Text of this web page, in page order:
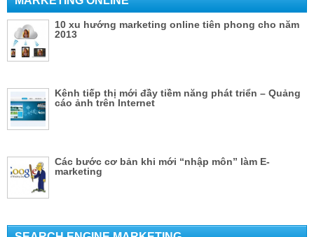
10 xu hướng marketing online tiên phong cho năm
2013
Kênh tiếp thị mới đầy tiềm năng phát triển – Quảng
cáo ảnh trên Internet
Các bước cơ bản khi mới “nhập môn” làm E-
marketing